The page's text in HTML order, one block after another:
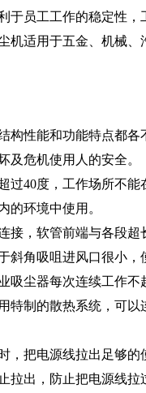
于员工工作的稳定性
机适用于五金、机械
构性能和功能特点都
及危机使用人的安全。
40度，工作场所不能
的环境中使用。
接，软管前端与各段
斜角吸咀进风口很小，
吸尘器每次连续工作
特制的散热系统，可
，把电源线拉出足够
拉出，防止把电源线